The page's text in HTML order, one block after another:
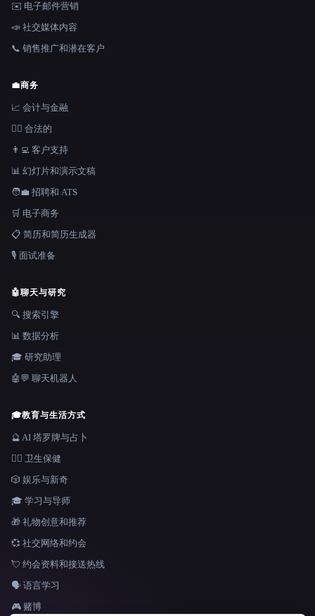
语言
✉️ 电子邮件营销
📣 社交媒体内容
📞 销售推广和潜在客户
💼商务
📈 会计与金融
👩‍⚖️ 合法的
👨‍💻 客户支持
📊 幻灯片和演示文稿
🧑‍💼 招聘和 ATS
🛒 电子商务
📋 简历和简历生成器
🎙️ 面试准备
🤖聊天与研究
🔍 搜索引擎
📊 数据分析
🎓 研究助理
🤖💬 聊天机器人
🎓教育与生活方式
🔮 AI 塔罗牌与占卜
👩‍⚕️ 卫生保健
🎲 娱乐与新奇
🎓 学习与导师
🎁 礼物创意和推荐
💞 社交网络和约会
💘 约会资料和接送热线
🗣️ 语言学习
🎮 赌博